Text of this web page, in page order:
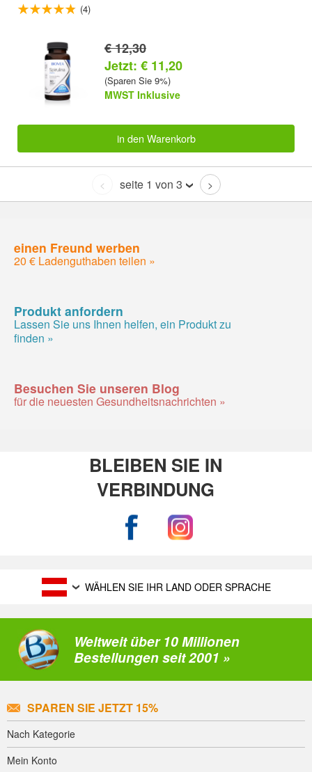
(4)
€ 12,30
Jetzt: € 11,20
(Sparen Sie 9%)
MWST Inklusive
in den Warenkorb
< seite 1 von 3 >
einen Freund werben
20 € Ladenguthaben teilen »
Produkt anfordern
Lassen Sie uns Ihnen helfen, ein Produkt zu
finden »
Besuchen Sie unseren Blog
für die neuesten Gesundheitsnachrichten »
BLEIBEN SIE IN
VERBINDUNG
WÄHLEN SIE IHR LAND ODER SPRACHE
Weltweit über 10 Millionen
Bestellungen seit 2001 »
SPAREN SIE JETZT 15%
Nach Kategorie
Mein Konto